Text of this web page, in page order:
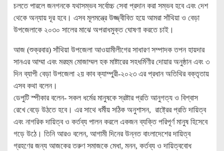
চলতে পারলে জনগনকে যথাসম্ভব সর্বোচ্চ সেবা প্রদান করা সম্ভব হবে এবং দেশ
থেকে অন্যায় দূর হবে। এসব মূলমন্ত্রে উজ্জ্বীবিত হয়ে আমরা সাঁথিয়া ও বেড়া
উপজেলাকে ২০৩০ সালের মাঝে অপরাধমুক্ত ঘোষণা করতে চাই।
আজ (শুক্রবার) সাঁথিয়া উপজেলা আওয়ামীলীগের সাধারণ সম্পাদক তপন হায়দার
সানএর আম্মা এবং মরহুম মোজাম্মল হক মাষ্টারের সহধর্মিণীর দোয়ার অনুষ্ঠান এবং ৩
দিন ব্যাপী বেড়া উপজেলা ২য় কাব ক্যাম্পুরী-২০২৩ এর প্রধান অতিথির বক্তৃতায়
এসব কথা বলেন।
ডেপুটি স্পীকার বলেন- সকল ধর্মের মানুষকে স্রষ্টার প্রতি আনুগত্য ও বিশ্বাস
রেখে বেড়ে উঠতে হবে। এর সাথে ধর্মীয় সঠিক অনুশাসন, রাষ্ট্রের প্রতি দায়িত্ব
এবং নাগরিক দায়িত্ব ও কর্তব্য পালন করলে একজন ব্যক্তি পরিপূর্ণ মানুষ হিসেবে
গড়ে উঠে। তিনি আরও বলেন, আগামী দিনের উন্নত বাংলাদেশের দায়িত্ব
গ্রহণের জন্য আজকের তরুণ সমাজকে মেধা, মনন, কর্তব্য ও দায়িত্ববোধ